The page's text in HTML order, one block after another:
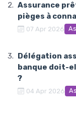
Assurance
pièges à
07 Apr 2026
Délégation
banque doit-
?
04 Apr 2026